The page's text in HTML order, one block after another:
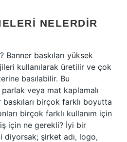
NELERDIR
Banner baskıları yüksek
kullanılarak üretilir ve çok
basılabilir. Bu
veya mat kaplamalı
baskıları birçok farklı boyutta
birçok farklı kullanım için
için ne gerekli? İyi bir
diyorsak; şirket adı, logo,